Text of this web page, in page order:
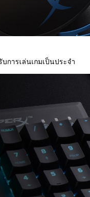
การเล่นเกมเป็นประจำ